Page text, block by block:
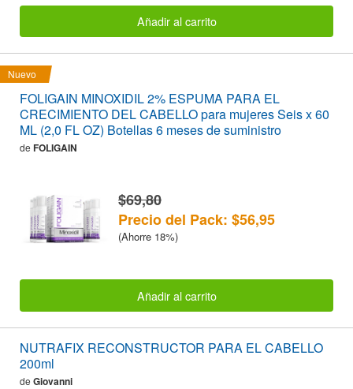
Añadir al carrito
Nuevo
FOLIGAIN MINOXIDIL 2% ESPUMA PARA EL
CRECIMIENTO DEL CABELLO para mujeres Seis x 60
ML (2,0 FL OZ) Botellas 6 meses de suministro
de FOLIGAIN
$69,80
Precio del Pack: $56,95
(Ahorre 18%)
Añadir al carrito
NUTRAFIX RECONSTRUCTOR PARA EL CABELLO
200ml
de Giovanni